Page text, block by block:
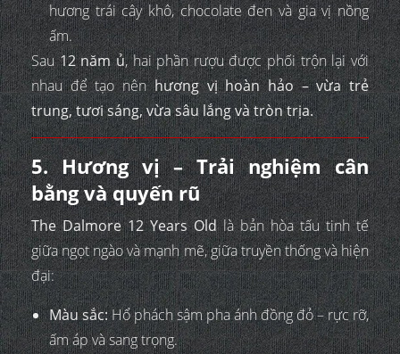
hương trái cây khô, chocolate đen và gia vị nồng
ấm.
Sau12 năm ủ, hai phần rượu được phối trộn lại với
nhau để tạo nênhương vị hoàn hảo – vừa trẻ
trung, tươi sáng, vừa sâu lắng và tròn trịa.
5. Hương vị – Trải nghiệm cân
bằng và quyến rũ
The Dalmore 12 Years Oldlà bản hòa tấu tinh tế
giữa ngọt ngào và mạnh mẽ, giữa truyền thống và hiện
đại:
Màu sắc:Hổ phách sậm pha ánh đồng đỏ – rực rỡ,
ấm áp và sang trọng.